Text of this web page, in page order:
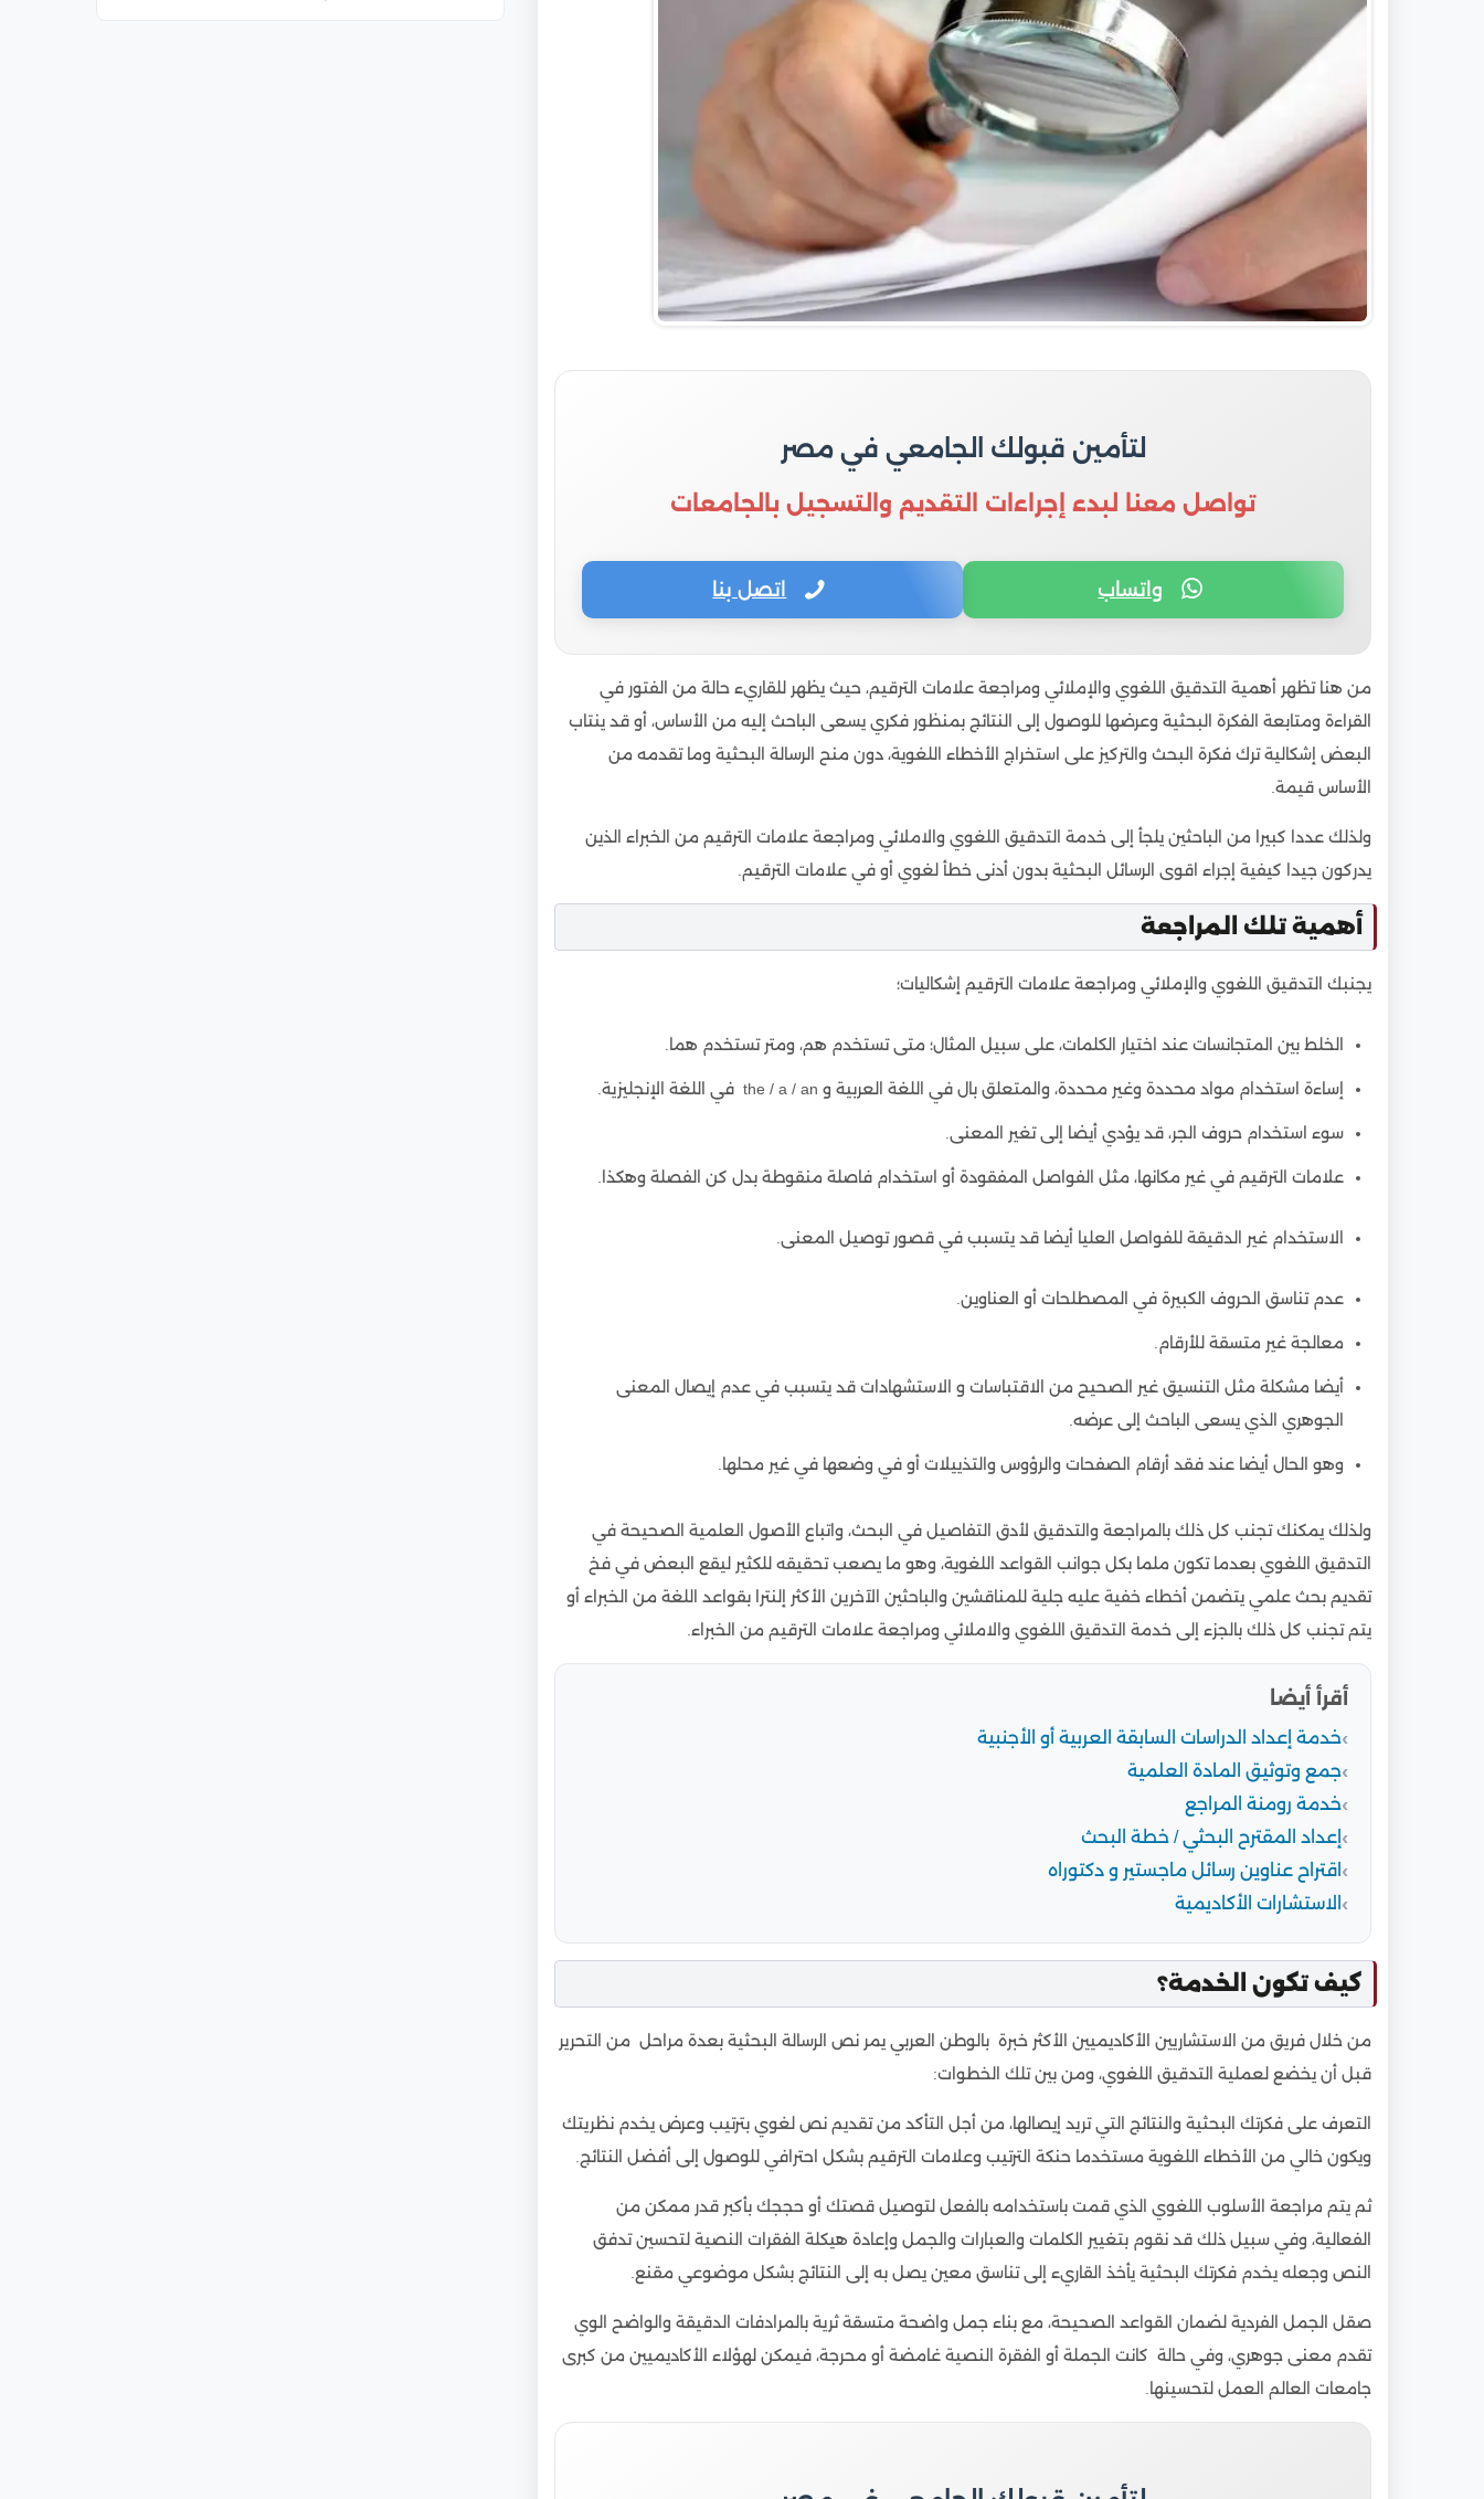
لتأمين قبولك الجامعي في مصر
تواصل معنا لبدء إجراءات التقديم والتسجيل بالجامعات
واتساب اتصل بنا
من هنا تظهر أهمية التدقيق اللغوي والإملائي ومراجعة علامات الترقيم، حيث يظهر للقاريء حالة من الفتور في
القراءة ومتابعة الفكرة البحثية وعرضها للوصول إلى النتائج بمنظور فكري يسعى الباحث إليه من الأساس، أو قد ينتاب
البعض إشكالية ترك فكرة البحث والتركيز على استخراج الأخطاء اللغوية، دون منح الرسالة البحثية وما تقدمه من
الأساس قيمة.
ولذلك عددا كبيرا من الباحثين يلجأ إلى خدمة التدقيق اللغوي والاملائي ومراجعة علامات الترقيم من الخبراء الذين
يدركون جيدا كيفية إجراء اقوى الرسائل البحثية بدون أدنى خطأ لغوي أو في علامات الترقيم.
أهمية تلك المراجعة
يجنبك التدقيق اللغوي والإملائي ومراجعة علامات الترقيم إشكاليات؛
الخلط بين المتجانسات عند اختيار الكلمات، على سبيل المثال؛ متى تستخدم هم، ومتر تستخدم هما.
إساءة استخدام مواد محددة وغير محددة، والمتعلق بال في اللغة العربية و the / a / an في اللغة الإنجليزية.
سوء استخدام حروف الجر، قد يؤدي أيضا إلى تغير المعنى.
علامات الترقيم في غير مكانها، مثل الفواصل المفقودة أو استخدام فاصلة منقوطة بدل كن الفصلة وهكذا.
الاستخدام غير الدقيقة للفواصل العليا أيضا قد يتسبب في قصور توصيل المعنى.
عدم تناسق الحروف الكبيرة في المصطلحات أو العناوين.
معالجة غير متسقة للأرقام.
أيضا مشكلة مثل التنسيق غير الصحيح من الاقتباسات و الاستشهادات قد يتسبب في عدم إيصال المعنى
الجوهري الذي يسعى الباحث إلى عرضه.
وهو الحال أيضا عند فقد أرقام الصفحات والرؤوس والتذييلات أو في وضعها في غير محلها.
ولذلك يمكنك تجنب كل ذلك بالمراجعة والتدقيق لأدق التفاصيل في البحث، واتباع الأصول العلمية الصحيحة في
التدقيق اللغوي بعدما تكون ملما بكل جوانب القواعد اللغوية، وهو ما يصعب تحقيقه للكثير ليقع البعض في فخ
تقديم بحث علمي يتضمن أخطاء خفية عليه جلية للمناقشين والباحثين الآخرين الأكثر إلنترا بقواعد اللغة من الخبراء أو
يتم تجنب كل ذلك بالجزء إلى خدمة التدقيق اللغوي والاملائي ومراجعة علامات الترقيم من الخبراء.
أقرأ أيضا
خدمة إعداد الدراسات السابقة العربية أو الأجنبية
جمع وتوثيق المادة العلمية
خدمة رومنة المراجع
إعداد المقترح البحثي / خطة البحث
اقتراح عناوين رسائل ماجستير و دكتوراه
الاستشارات الأكاديمية
كيف تكون الخدمة؟
من خلال فريق من الاستشاريين الأكاديميين الأكثر خبرة بالوطن العربي يمر نص الرسالة البحثية بعدة مراحل من التحرير
قبل أن يخضع لعملية التدقيق اللغوي، ومن بين تلك الخطوات:
التعرف على فكرتك البحثية والنتائج التي تريد إيصالها، من أجل التأكد من تقديم نص لغوي بترتيب وعرض يخدم نظريتك
ويكون خالي من الأخطاء اللغوية مستخدما حنكة الترتيب وعلامات الترقيم بشكل احترافي للوصول إلى أفضل النتائج.
ثم يتم مراجعة الأسلوب اللغوي الذي قمت باستخدامه بالفعل لتوصيل قصتك أو حججك بأكبر قدر ممكن من
الفعالية، وفي سبيل ذلك قد نقوم بتغيير الكلمات والعبارات والجمل وإعادة هيكلة الفقرات النصية لتحسين تدفق
النص وجعله يخدم فكرتك البحثية يأخذ القاريء إلى تناسق معين يصل به إلى النتائج بشكل موضوعي مقنع.
صقل الجمل الفردية لضمان القواعد الصحيحة، مع بناء جمل واضحة متسقة ثرية بالمرادفات الدقيقة والواضح الوي
تقدم معنى جوهري، وفي حالة كانت الجملة أو الفقرة النصية غامضة أو محرجة، فيمكن لهؤلاء الأكاديميين من كبرى
جامعات العالم العمل لتحسينها.